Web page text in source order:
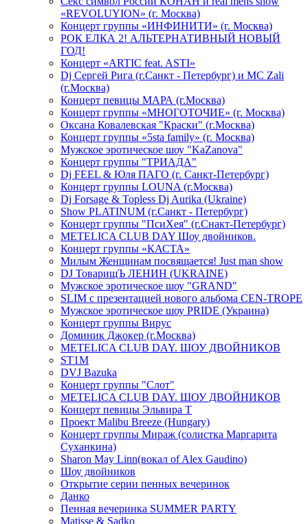
«REVOLUYION» (г. Москва)
Концерт группы «ИНФИНИТИ» (г. Москва)
РОК ЕЛКА 2! АЛЬТЕРНАТИВНЫЙ НОВЫЙ
ГОД!
Концерт «ARTIC feat. ASTI»
Dj Сергей Рига (г.Санкт - Петербург) и MC Zali
(г.Москва)
Концерт певицы МАРА (г.Москва)
Концерт группы «МНОГОТОЧИЕ» (г. Москва)
Оксана Ковалевская "Краски" (г.Москва)
Концерт группы «5sta family» (г. Москва)
Мужское эротическое шоу "KaZanova"
Концерт группы "ТРИАДА"
Dj FEEL & Юля ПАГО (г. Санкт-Петербург)
Концерт группы LOUNA (г.Москва)
Dj Forsage & Topless Dj Aurika (Ukraine)
Show PLATINUM (г.Санкт - Петербург)
Концерт группы "ПсиХея" (г.Снакт-Петербург)
METELICA CLUB DAY Шоу двойников.
Концерт группы «КАСТА»
Милым Женщинам посвящается! Just man show
DJ ТоварищЪ ЛЕНИН (UKRAINE)
Мужское эротическое шоу "GRAND"
SLIM с презентацией нового альбома CEN-TROPE
Мужское эротическое шоу PRIDE (Украина)
Концерт группы Вирус
Доминик Джокер (г.Москва)
METELICA CLUB DAY. ШОУ ДВОЙНИКОВ
ST1M
DVJ Bazuka
Концерт группы "Слот"
METELICA CLUB DAY. ШОУ ДВОЙНИКОВ
Концерт певицы Эльвира Т
Проект Malibu Breeze (Hungary)
Концерт группы Мираж (солистка Маргарита
Суханкина)
Sharon May Linn(вокал of Alex Gaudino)
Шоу двойников
Открытие серии пенных вечеринок
Данко
Пенная вечеринка SUMMER PARTY
Matisse & Sadko